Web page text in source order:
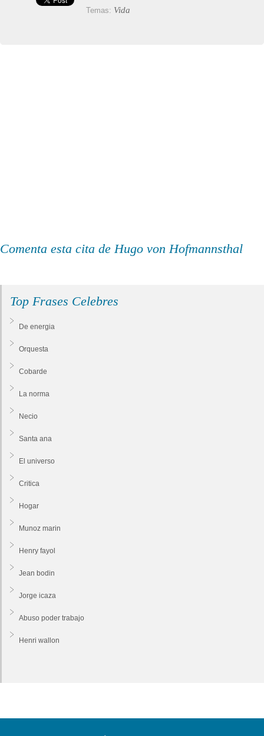
Temas: Vida
Comenta esta cita de Hugo von Hofmannsthal
Top Frases Celebres
De energia
Orquesta
Cobarde
La norma
Necio
Santa ana
El universo
Critica
Hogar
Munoz marin
Henry fayol
Jean bodin
Jorge icaza
Abuso poder trabajo
Henri wallon